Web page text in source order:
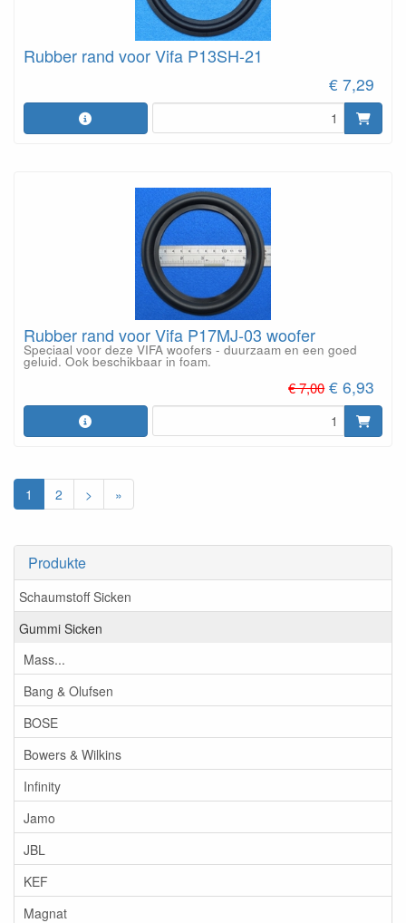
Produkte
Schaumstoff Sicken
Gummi Sicken
Mass...
Bang & Olufsen
BOSE
Bowers & Wilkins
Infinity
Jamo
JBL
KEF
Magnat
Rubber rand voor Vifa P13SH-21
€ 7,29
Rubber rand voor Vifa P17MJ-03 woofer
Speciaal voor deze VIFA woofers - duurzaam en een goed
geluid. Ook beschikbaar in foam.
€ 7,00 € 6,93
1 2 > »